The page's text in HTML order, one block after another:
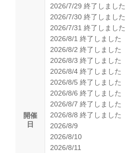
開催
日
2026/7/29 終了しました
2026/7/30 終了しました
2026/7/31 終了しました
2026/8/1 終了しました
2026/8/2 終了しました
2026/8/3 終了しました
2026/8/4 終了しました
2026/8/5 終了しました
2026/8/6 終了しました
2026/8/7 終了しました
2026/8/8 終了しました
2026/8/9
2026/8/10
2026/8/11